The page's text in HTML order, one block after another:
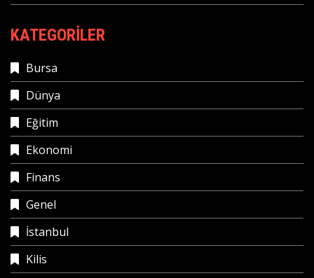
KATEGORILER
Bursa
Dünya
Eğitim
Ekonomi
Finans
Genel
İstanbul
Kilis